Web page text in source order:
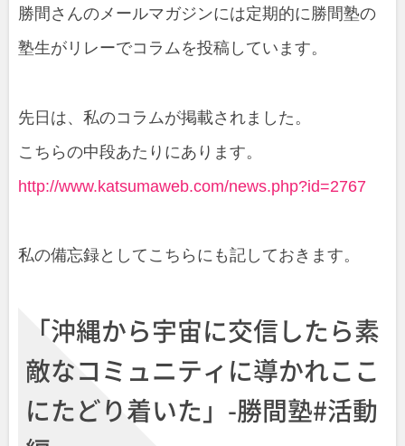
勝間さんのメールマガジンには定期的に勝間塾の
塾生がリレーでコラムを投稿しています。
先日は、私のコラムが掲載されました。
こちらの中段あたりにあります。
http://www.katsumaweb.com/news.php?id=2767
私の備忘録としてこちらにも記しておきます。
「沖縄から宇宙に交信したら素
敵なコミュニティに導かれここ
にたどり着いた」-勝間塾#活動